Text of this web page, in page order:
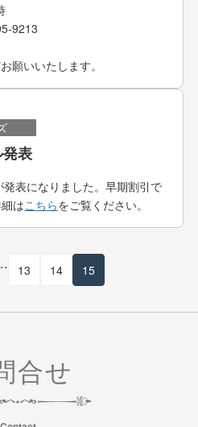
9213
願いいたします。
表
表になりました。早期割引で
はこちらをご覧ください。
13 14 15
合せ